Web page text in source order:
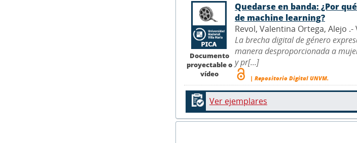
Documento
proyectable o
vídeo
Quedarse en banda: ¿Por
de machine learning?
Revol, Valentina Ortega, Alejo
La brecha digital de género
manera desproporcionada a
y pr[...]
| Repositorio Digital UNVM.
Ver ejemplares